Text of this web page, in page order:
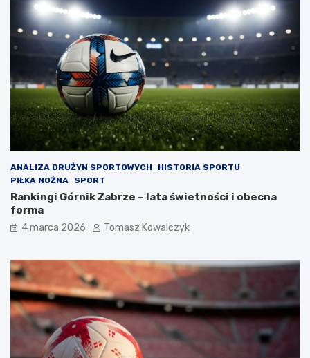
ANALIZA DRUŻYN SPORTOWYCH
HISTORIA SPORTU
PIŁKA NOŻNA
SPORT
Rankingi Górnik Zabrze – lata świetności i obecna
forma
4 marca 2026 Tomasz Kowalczyk